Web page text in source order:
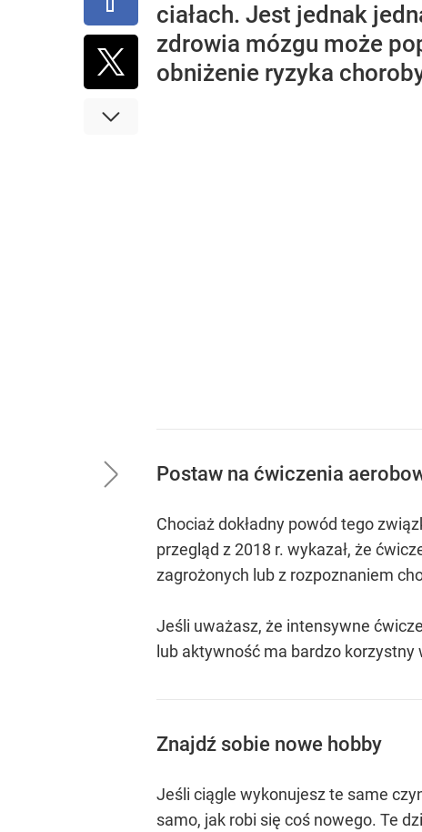
ciałach. Jest jednak
zdrowia mózgu może
obniżenie ryzyka
Postaw na ćwiczenia
Chociaż dokładny powód tego
przegląd z 2018 r. wykazał, że
zagrożonych lub z rozpoznaniem
Jeśli uważasz, że intensywne
lub aktywność ma bardzo korzystny
Znajdź sobie nowe hobby
Jeśli ciągle wykonujesz te same
samo, jak robi się coś nowego. Te